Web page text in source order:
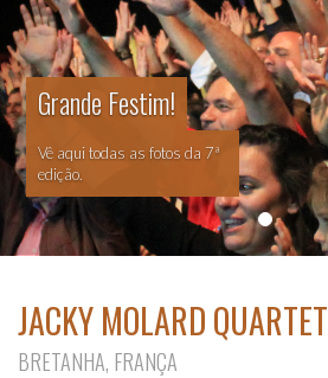
Grande Festim!
Vê aqui todas as fotos da 7ª
edição.
JACKY MOLARD QUARTET
BRETANHA, FRANÇA